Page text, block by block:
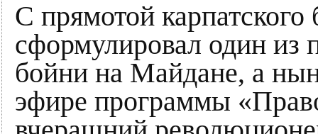
С прямотой
сформулировал один из
бойни на Майдане, а
эфире программы